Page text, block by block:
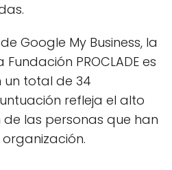
Google My Business, la
Fundación PROCLADE es
total de 34
refleja el alto
las personas que han